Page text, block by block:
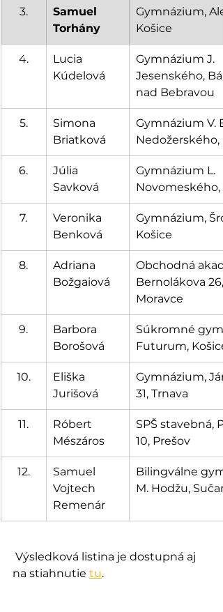
3.
Samuel
Torhány
Gymnázium,
Košice
4.
Lucia
Kúdelová
Gymnázium J.
Jesenského,
nad Bebravou
5.
Simona
Briatková
Gymnázium V.
Nedožerského,
6.
Júlia
Savková
Gymnázium L.
Novomeského,
7.
Veronika
Benková
Gymnázium,
Košice
8.
Adriana
Božgaiová
Obchodná
Bernolákova
Moravce
9.
Barbora
Borošová
Súkromné
Futurum, Košice
10.
Eliška
Jurišová
Gymnázium,
31, Trnava
11.
Róbert
Mészáros
SPŠ stavebná,
10, Prešov
12.
Samuel
Vojtech
Remenár
Bilingválne
M. Hodžu,
Výsledková listina je dostupná aj
na stiahnutie tu.